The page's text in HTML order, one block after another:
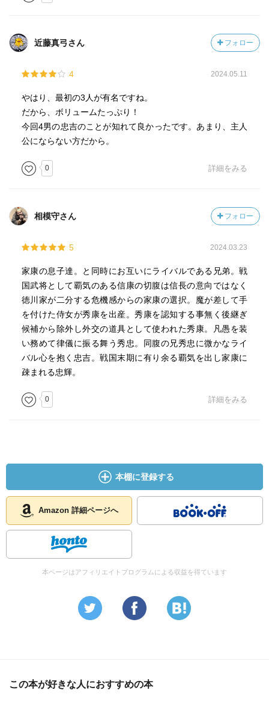
近藤真弓さん フォロー
4 2024.05.11
やはり、最初の3人が有名ですね。
だから、ボリュームたっぷり！
今回4男の忠吉のことが知れて良かったです。あまり、主人
公にならない方だから。
0 詳細をみる
相模守さん フォロー
5 2024.03.23
家康の息子達。と同時にお互いにライバルである兄弟。戦
国武将として覇気のある信康の切腹は信長の意向ではなく
徳川家が二分する危機感からの家康の選択。魔が差して手
を付けた侍女が秀康を出産。秀康を認知する事無く後継ぎ
候補から除外し外交の道具として使われた秀康。凡愚を装
い務めて律儀に振る舞う秀忠。同腹の兄秀忠に微かなライ
バル心を抱く忠吉。戦国末期に有り余る覇気を出し家康に
疎まれる忠輝。
0 詳細をみる
本棚に登録する
Amazon 詳細ページへ
本ページはアフィリエイトプログラムによる収益を得ています
この本が好きな人におすすめの本